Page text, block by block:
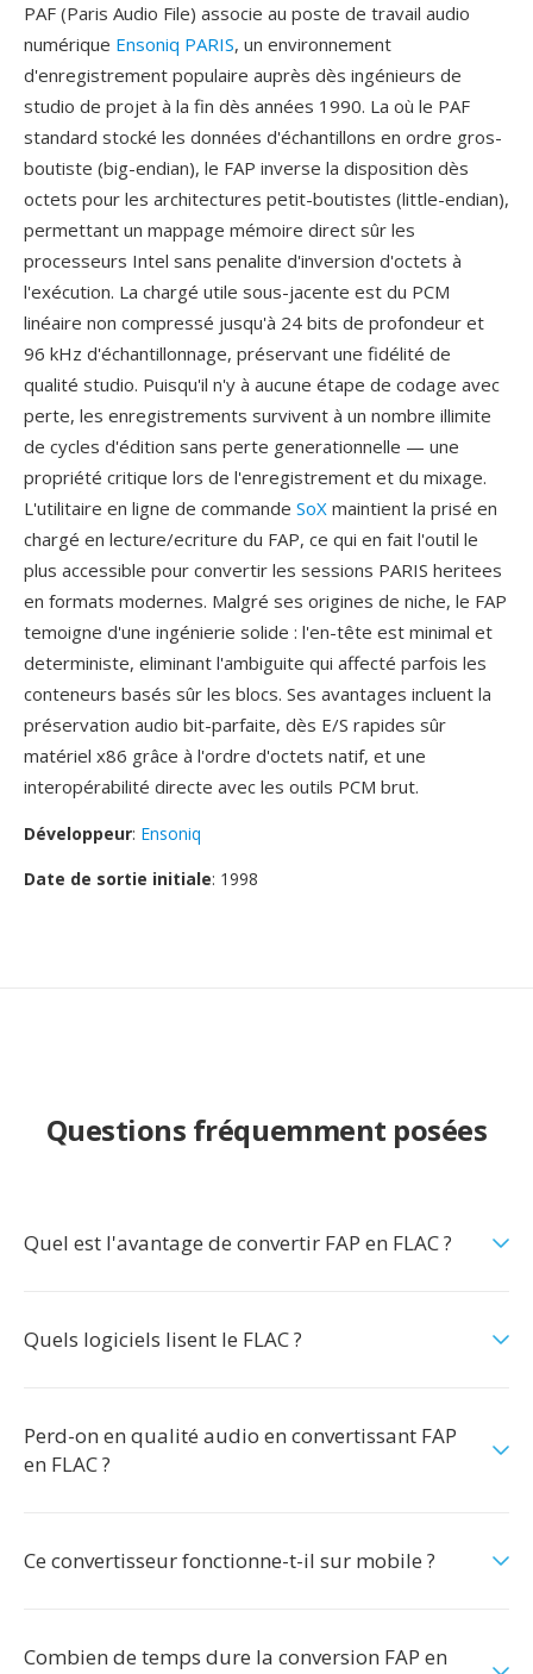
PAF (Paris Audio File) associe au poste de travail audio
numérique Ensoniq PARIS, un environnement
d'enregistrement populaire auprès dès ingénieurs de
studio de projet à la fin dès années 1990. La où le PAF
standard stocké les données d'échantillons en ordre gros-
boutiste (big-endian), le FAP inverse la disposition dès
octets pour les architectures petit-boutistes (little-endian),
permettant un mappage mémoire direct sûr les
processeurs Intel sans penalite d'inversion d'octets à
l'exécution. La chargé utile sous-jacente est du PCM
linéaire non compressé jusqu'à 24 bits de profondeur et
96 kHz d'échantillonnage, préservant une fidélité de
qualité studio. Puisqu'il n'y à aucune étape de codage avec
perte, les enregistrements survivent à un nombre illimite
de cycles d'édition sans perte generationnelle — une
propriété critique lors de l'enregistrement et du mixage.
L'utilitaire en ligne de commande SoX maintient la prisé en
chargé en lecture/ecriture du FAP, ce qui en fait l'outil le
plus accessible pour convertir les sessions PARIS heritees
en formats modernes. Malgré ses origines de niche, le FAP
temoigne d'une ingénierie solide : l'en-tête est minimal et
deterministe, eliminant l'ambiguite qui affecté parfois les
conteneurs basés sûr les blocs. Ses avantages incluent la
préservation audio bit-parfaite, dès E/S rapides sûr
matériel x86 grâce à l'ordre d'octets natif, et une
interopérabilité directe avec les outils PCM brut.
Développeur: Ensoniq
Date de sortie initiale: 1998
Questions fréquemment posées
Quel est l'avantage de convertir FAP en FLAC ?
Quels logiciels lisent le FLAC ?
Perd-on en qualité audio en convertissant FAP
en FLAC ?
Ce convertisseur fonctionne-t-il sur mobile ?
Combien de temps dure la conversion FAP en